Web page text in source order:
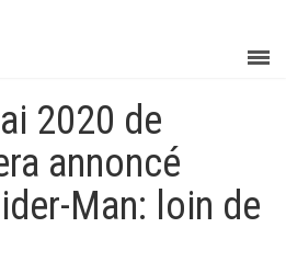
2020 de
annoncé
Man: loin de